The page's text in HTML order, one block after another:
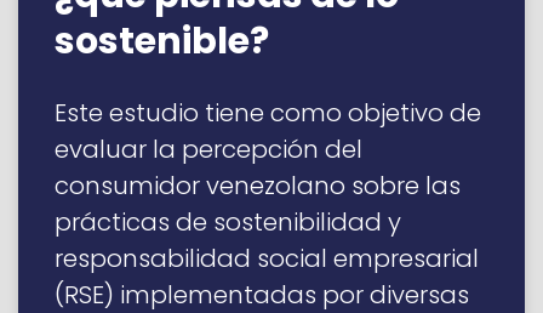
sostenible?
Este estudio tiene como objetivo de
evaluar la percepción del
consumidor venezolano sobre las
prácticas de sostenibilidad y
responsabilidad social empresarial
(RSE) implementadas por diversas